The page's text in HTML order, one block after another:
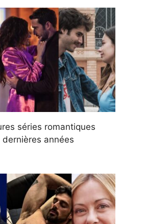
séries romantiques
années